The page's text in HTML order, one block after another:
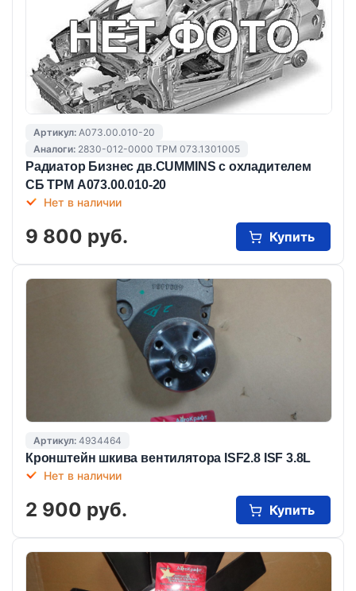
Артикул: А073.00.010-20
Аналоги: 2830-012-0000 ТРМ 073.1301005
Радиатор Бизнес дв.CUMMINS с охладителем
СБ ТРМ А073.00.010-20
Нет в наличии
9 800 руб. Купить
Артикул: 4934464
Кронштейн шкива вентилятора ISF2.8 ISF 3.8L
Нет в наличии
2 900 руб. Купить